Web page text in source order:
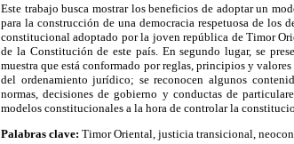
Este trabajo busca mostrar los beneficios de adoptar un
para la construcción de una democracia respetuosa de los
constitucional adoptado por la joven república de Timor
de la Constitución de este país. En segundo lugar, se
muestra que está conformado por reglas, principios y
del ordenamiento jurídico; se reconocen algunos
normas, decisiones de gobierno y conductas de
modelos constitucionales a la hora de controlar la
Palabras clave: Timor Oriental, justicia transicional,